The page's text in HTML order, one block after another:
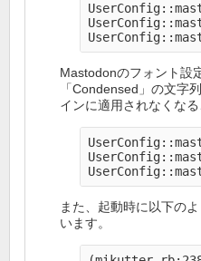
Mastodonのフォント設
「Condensed」の文字
インに適用されなくな
また、起動時に以下の
います。